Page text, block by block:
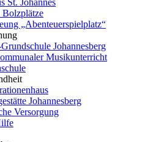
St. Johannes
Bolzplätze
„Abenteuerspielplatz“
Johannesberg
Musikunterricht
Johannesberg
Versorgung